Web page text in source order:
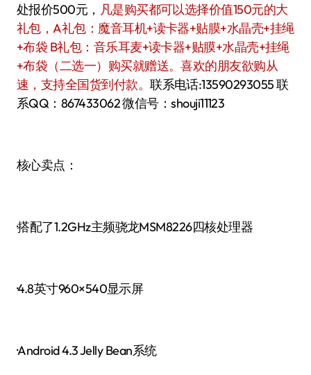
处报价500元， 凡是购买都可以选择价值150元的大
礼包，A礼包：魔音耳机+读卡器+贴膜+水晶壳+挂绳
+布袋 B礼包：音乐耳麦+读卡器+贴膜+水晶壳+挂绳
+布袋（二选一）购买就赠送。喜欢的朋友欲购从
速，支持全国货到付款。联系电话:13590293055 联
系QQ：867433062 微信号：shouji11123
核心卖点：
·搭配了1.2GHz主频骁龙MSM8226四核处理器
·4.8英寸960×540显示屏
·Android 4.3 Jelly Bean系统